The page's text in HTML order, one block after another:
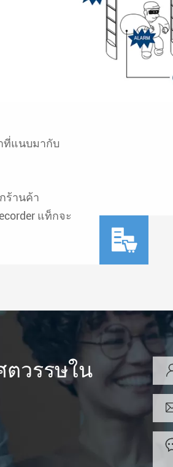
ที่แนบมากับ
ร้านค้า
แท็กจะ

ตวรรษใน